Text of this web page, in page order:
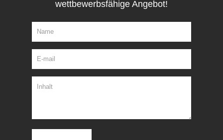
wettbewerbsfähige Angebot!